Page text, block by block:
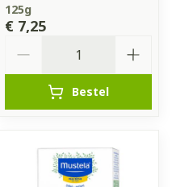
125g
€ 7,25
Bestel